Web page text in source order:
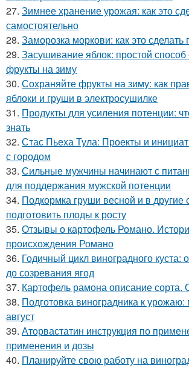
27. Зимнее хранение урожая: как это
самостоятельно
28. Заморозка моркови: как это сделать
29. Засушивание яблок: простой способ
фрукты на зиму
30. Сохраняйте фрукты на зиму: как
яблоки и груши в электросушилке
31. Продукты для усиления потенции:
знать
32. Стас Пьеха Тула: Проекты и
с городом
33. Сильные мужчины начинают с
для поддержания мужской потенции
34. Подкормка груши весной и в другие
подготовить плоды к росту
35. Отзывы о картофель Романо.
происхождения Романо
36. Годичный цикл виноградного куста:
до созревания ягод
37. Картофель рамона описание сорта.
38. Подготовка виноградника к урожаю:
август
39. Аторвастатин инструкция по
применения и дозы
40. Планируйте свою работу на